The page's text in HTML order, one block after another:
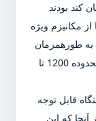
کند بودند
مکانیزم ویژه
به طورهمزمان
چاپ کنند و سرعت آنها به طور معمول می تواند محدوده 1200 تا
قابل توجه
آنجا که این